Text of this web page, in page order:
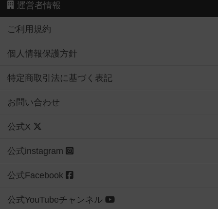
運営者情報
ご利用規約
個人情報保護方針
特定商取引法に基づく表記
お問い合わせ
公式X
公式instagram
公式Facebook
公式YouTubeチャンネル